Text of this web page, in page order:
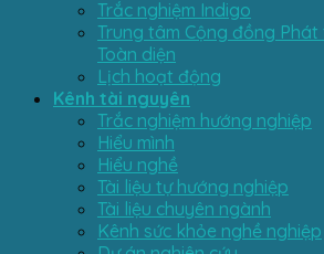
Trắc nghiệm Indigo
Trung tâm Cộng đồng
Toàn diện
Lịch hoạt động
Kênh tài nguyên
Trắc nghiệm hướng nghiệp
Hiểu mình
Hiểu nghề
Tài liệu tự hướng nghiệp
Tài liệu chuyên ngành
Kênh sức khỏe nghề nghiệp